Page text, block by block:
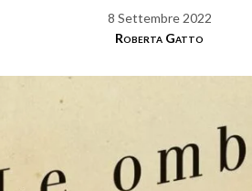
8 Settembre 2022
Roberta Gatto